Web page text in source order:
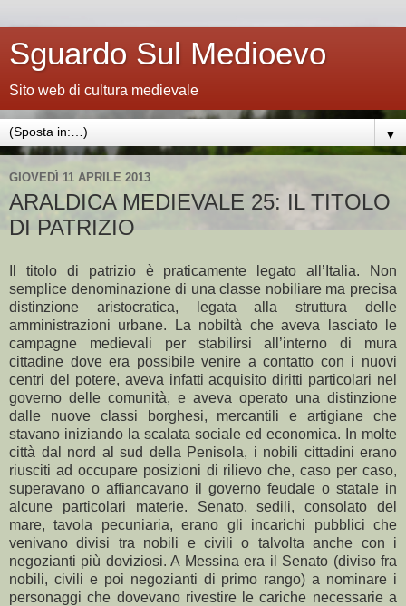
Sguardo Sul Medioevo
Sito web di cultura medievale
▼
GIOVEDÌ 11 APRILE 2013
ARALDICA MEDIEVALE 25: IL TITOLO
DI PATRIZIO
Il titolo di patrizio è praticamente legato all’Italia. Non
semplice denominazione di una classe nobiliare ma precisa
distinzione aristocratica, legata alla struttura delle
amministrazioni urbane. La nobiltà che aveva lasciato le
campagne medievali per stabilirsi all’interno di mura
cittadine dove era possibile venire a contatto con i nuovi
centri del potere, aveva infatti acquisito diritti particolari nel
governo delle comunità, e aveva operato una distinzione
dalle nuove classi borghesi, mercantili e artigiane che
stavano iniziando la scalata sociale ed economica. In molte
città dal nord al sud della Penisola, i nobili cittadini erano
riusciti ad occupare posizioni di rilievo che, caso per caso,
superavano o affiancavano il governo feudale o statale in
alcune particolari materie. Senato, sedili, consolato del
mare, tavola pecuniaria, erano gli incarichi pubblici che
venivano divisi tra nobili e civili o talvolta anche con i
negozianti più doviziosi. A Messina era il Senato (diviso fra
nobili, civili e poi negozianti di primo rango) a nominare i
personaggi che dovevano rivestire le cariche necessarie a